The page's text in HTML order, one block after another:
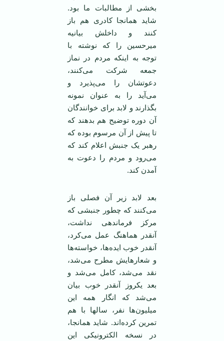
بخشی از مطالبات ما بود.
شاید همانجا کادری هم باز
کنند و داخلش بیانیه
میرحسین را که نوشته با
توجه به اینکه مردم در نماز
جمعه شرکت می‌کنند،
دعوتشان را می‌پذیرد و
می‌آید را به عنوان نمونه
بگذارند و لابد برای خوانندگان
آن دوره توضیح هم بدهند که
تا پیش از آن مرسوم بوده که
رهبر یک جنبش اعلام کند که
می‌رود و مردم را دعوت به
آمدن کند.
بعد لابد زیر آن فصلی باز
می‌کنند که چطور جنبشی که
مرکز فرماندهی نداشت،
آنقدر هماهنگ عمل می‌کرد،
آنقدر خوب ایده‌ها، خواسته‌ها
و شعارهایش مطرح می‌شد،
نقد می‌شد، کامل می‌شد و
بعد یکروز آنقدر خوب بیان
می‌شد که انگار همه این
میلیون‌ها نفر، سالها با هم
تمرین کرده‌اند. شاید همانجا،
در نسخه الکترونیکی این